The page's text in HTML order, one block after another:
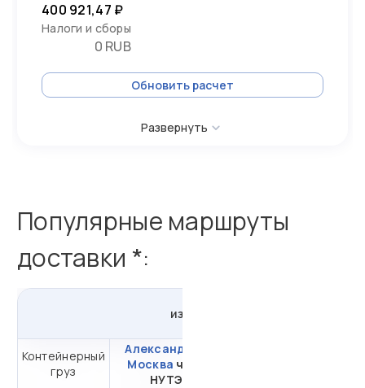
400 921,47 ₽
Налоги и сборы
0 RUB
Обновить расчет
Развернуть
Популярные маршруты
доставки *:
из
Контейнерный
груз
Александрия -
Москва через
НУТЭП